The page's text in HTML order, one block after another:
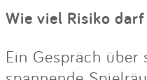
Wie viel Risiko
Ein Gespräch über